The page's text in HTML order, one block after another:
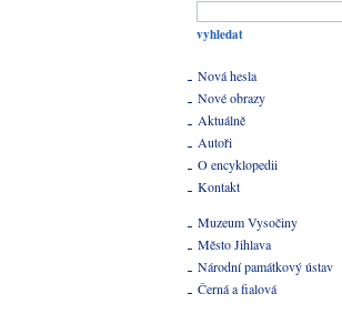
Nová hesla
Nové obrazy
Aktuálně
Autoři
O encyklopedii
Kontakt
Muzeum Vysočiny
Město Jihlava
Národní památkový ústav
Černá a fialová